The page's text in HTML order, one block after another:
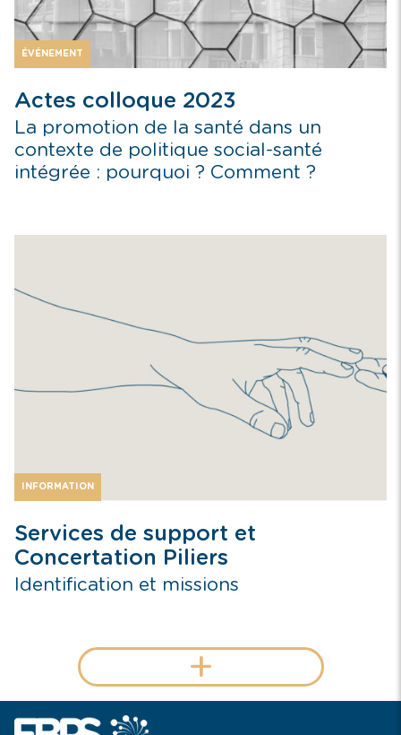
ÉVÉNEMENT
Actes colloque 2023
La promotion de la santé dans un
contexte de politique social-santé
intégrée : pourquoi ? Comment ?
INFORMATION
Services de support et
Concertation Piliers
Identification et missions
+